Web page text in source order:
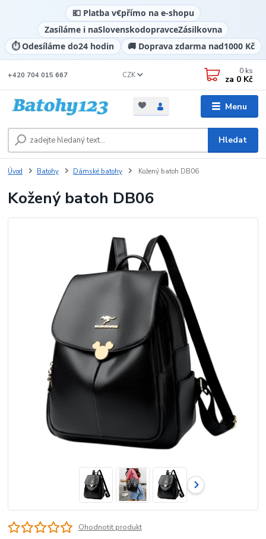
💶 Platba v€přímo na e-shopu
Zasíláme i naSlovenskodopravceZásilkovna
⏱️ Odesíláme do24 hodin 🚚 Doprava zdarma nad1000 Kč
Menu
CZK
Hledat
+420 704 015 667 0 ks
za 0 Kč
Úvod Batohy Dámské batohy Kožený batoh DB06
Kožený batoh DB06
Ohodnotit produkt